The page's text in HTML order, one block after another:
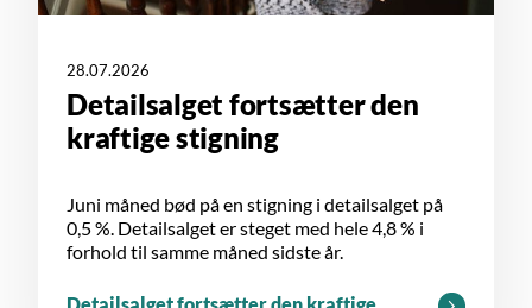
28.07.2026
Detailsalget fortsætter den
kraftige stigning
Juni måned bød på en stigning i detailsalget på
0,5 %. Detailsalget er steget med hele 4,8 % i
forhold til samme måned sidste år.
Detailsalget fortsætter den kraftige